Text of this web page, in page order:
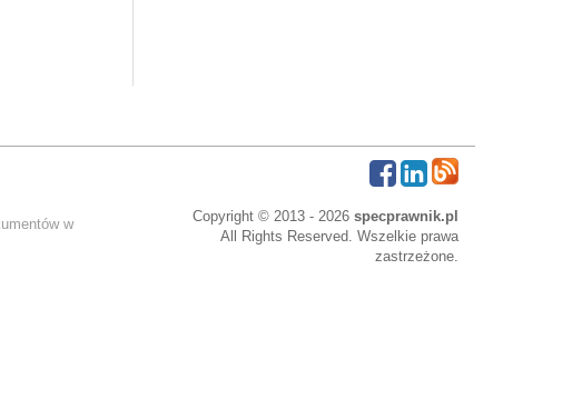
w
Copyright © 2013 - 2026 specprawnik.pl
All Rights Reserved. Wszelkie prawa
zastrzeżone.